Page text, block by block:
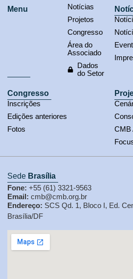
Menu
Notícias
Projetos
Congresso
Área do
Associado
Dados
do Setor
Congresso
Inscrições
Edições anteriores
Fotos
CMB
Sede Brasília
Fone: +55 (61) 3321-9563
Email: cmb@cmb.org.br
Endereço: SCS Qd. 1, Bloco I, Ed.
Brasília/DF